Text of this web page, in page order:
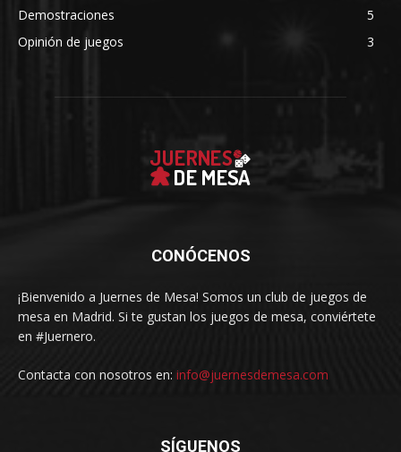
Demostraciones
5
Opinión de juegos
3
CONÓCENOS
¡Bienvenido a Juernes de Mesa! Somos un club de juegos de
mesa en Madrid. Si te gustan los juegos de mesa, conviértete
en #Juernero.
Contacta con nosotros en: info@juernesdemesa.com
SÍGUENOS